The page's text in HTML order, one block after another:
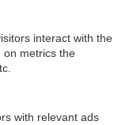
interact with the
on metrics the
with relevant ads